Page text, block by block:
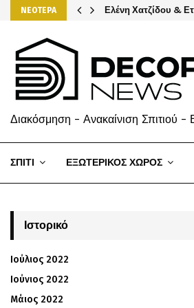
ΝΕΟΤΕΡΑ Ελένη Χατζίδου &
Διακόσμηση - Ανακαίνιση Σπιτιού -
ΣΠΙΤΙ ΕΞΩΤΕΡΙΚΟΣ ΧΩΡΟΣ
Ιστορικό
Ιούλιος 2022
Ιούνιος 2022
Μάιος 2022